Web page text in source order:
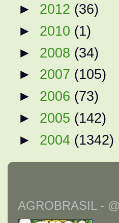
► 2012 (36)
► 2010 (1)
► 2008 (34)
► 2007 (105)
► 2006 (73)
► 2005 (142)
► 2004 (1342)
AGROBRASIL -